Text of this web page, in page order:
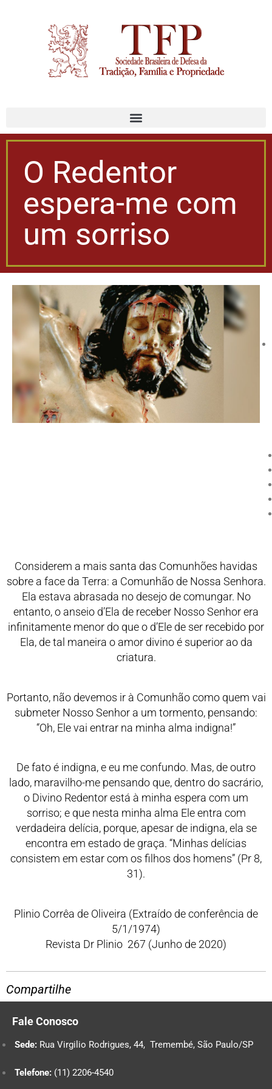
O Redentor
espera-me com
um sorriso
Considerem a mais santa das Comunhões havidas
sobre a face da Terra: a Comunhão de Nossa Senhora.
Ela estava abrasada no desejo de comungar. No
entanto, o anseio d’Ela de receber Nosso Senhor era
infinitamente menor do que o d’Ele de ser recebido por
Ela, de tal maneira o amor divino é superior ao da
criatura.
Portanto, não devemos ir à Comunhão como quem vai
submeter Nosso Senhor a um tormento, pensando:
“Oh, Ele vai entrar na minha alma indigna!”
De fato é indigna, e eu me confundo. Mas, de outro
lado, maravilho-me pensando que, dentro do sacrário,
o Divino Redentor está à minha espera com um
sorriso; e que nesta minha alma Ele entra com
verdadeira delícia, porque, apesar de indigna, ela se
encontra em estado de graça. “Minhas delícias
consistem em estar com os filhos dos homens” (Pr 8,
31).
Plinio Corrêa de Oliveira (Extraído de conferência de
5/1/1974)
Revista Dr Plinio 267 (Junho de 2020)
Compartilhe
Fale Conosco
Sede: Rua Virgilio Rodrigues, 44, Tremembé, São Paulo/SP
Telefone: (11) 2206-4540